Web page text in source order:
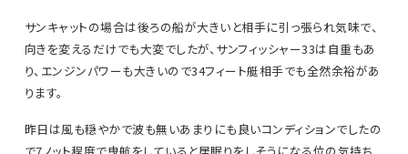
サンキャットの場合は後ろの船が大きいと相手に引っ張られ気味で、
向きを変えるだけでも大変でしたが、サンフィッシャー33は自重もあ
り、エンジンパワーも大きいので34フィート艇相手でも全然余裕があ
ります。
昨日は風も穏やかで波も無いあまりにも良いコンディションでしたの